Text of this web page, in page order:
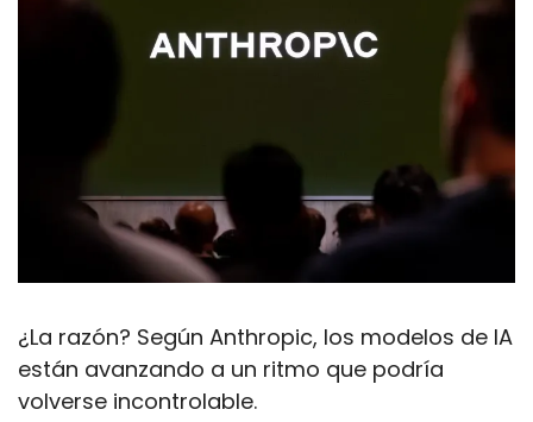
¿La razón? Según Anthropic, los modelos de IA
están avanzando a un ritmo que podría
volverse incontrolable.